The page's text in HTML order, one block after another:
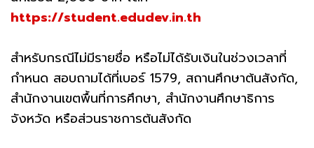
https://student.edudev.in.th
สำหรับกรณีไม่มีรายชื่อ หรือไม่ได้รับเงินในช่วงเวลาที่
กำหนด สอบถามได้ที่เบอร์ 1579, สถานศึกษาต้นสังกัด,
สำนักงานเขตพื้นที่การศึกษา, สำนักงานศึกษาธิการ
จังหวัด หรือส่วนราชการต้นสังกัด